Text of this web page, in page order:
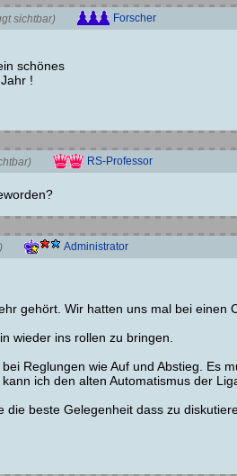
sichtbar) Forscher
schönes
!
RS-Professor
Administrator
gehört. Wir hatten uns mal bei einen
wieder ins rollen zu bringen.
Reglungen wie Auf und Abstieg. Es
ich den alten Automatismus der
die beste Gelegenheit dass zu